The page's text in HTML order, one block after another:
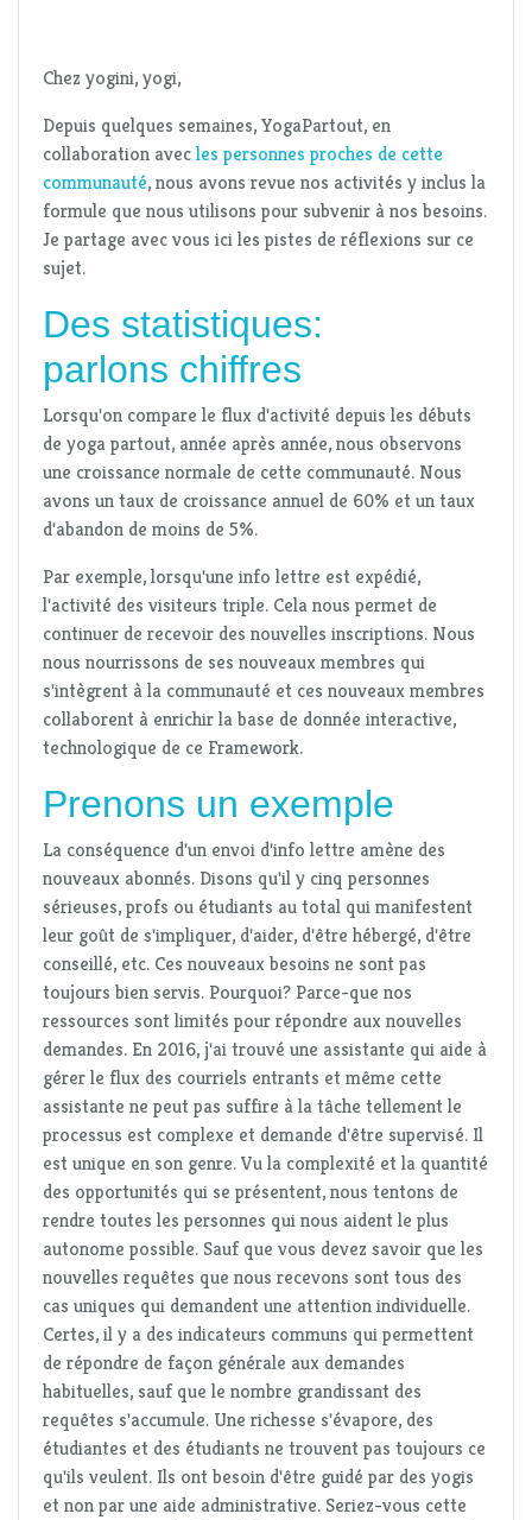
Chez yogini, yogi,
Depuis quelques semaines, YogaPartout, en
collaboration avecles personnes proches de cette
communauté, nous avons revue nos activités y inclus la
formule que nous utilisons pour subvenir à nos besoins.
Je partage avec vous ici les pistes de réflexions sur ce
sujet.
Des statistiques:
parlons chiffres
Lorsqu'on compare le flux d'activité depuis les débuts
de yoga partout, année après année, nous observons
une croissance normale de cette communauté. Nous
avons un taux de croissance annuel de 60% et un taux
d'abandon de moins de 5%.
Par exemple, lorsqu'une info lettre est expédié,
l'activité des visiteurs triple. Cela nous permet de
continuer de recevoir des nouvelles inscriptions. Nous
nous nourrissons de ses nouveaux membres qui
s'intègrent à la communauté et ces nouveaux membres
collaborent à enrichir la base de donnée interactive,
technologique de ce Framework.
Prenons un exemple
La conséquence d'un envoi d'info lettre amène des
nouveaux abonnés. Disons qu'il y cinq personnes
sérieuses, profs ou étudiants au total qui manifestent
leur goût de s'impliquer, d'aider, d'être hébergé, d'être
conseillé, etc. Ces nouveaux besoins ne sont pas
toujours bien servis. Pourquoi? Parce-que nos
ressources sont limités pour répondre aux nouvelles
demandes. En 2016, j'ai trouvé une assistante qui aide à
gérer le flux des courriels entrants et même cette
assistante ne peut pas suffire à la tâche tellement le
processus est complexe et demande d'être supervisé. Il
est unique en son genre. Vu la complexité et la quantité
des opportunités qui se présentent, nous tentons de
rendre toutes les personnes qui nous aident le plus
autonome possible. Sauf que vous devez savoir que les
nouvelles requêtes que nous recevons sont tous des
cas uniques qui demandent une attention individuelle.
Certes, il y a des indicateurs communs qui permettent
de répondre de façon générale aux demandes
habituelles, sauf que le nombre grandissant des
requêtes s'accumule. Une richesse s'évapore, des
étudiantes et des étudiants ne trouvent pas toujours ce
qu'ils veulent. Ils ont besoin d'être guidé par des yogis
et non par une aide administrative. Seriez-vous cette